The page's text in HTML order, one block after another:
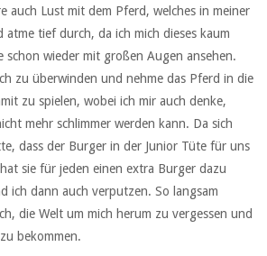
auch Lust mit dem Pferd, welches in meiner
atme tief durch, da ich mich dieses kaum
schon wieder mit großen Augen ansehen.
zu überwinden und nehme das Pferd in die
zu spielen, wobei ich mir auch denke,
mehr schlimmer werden kann. Da sich
dass der Burger in der Junior Tüte für uns
sie für jeden einen extra Burger dazu
ich dann auch verputzen. So langsam
die Welt um mich herum zu vergessen und
bekommen.